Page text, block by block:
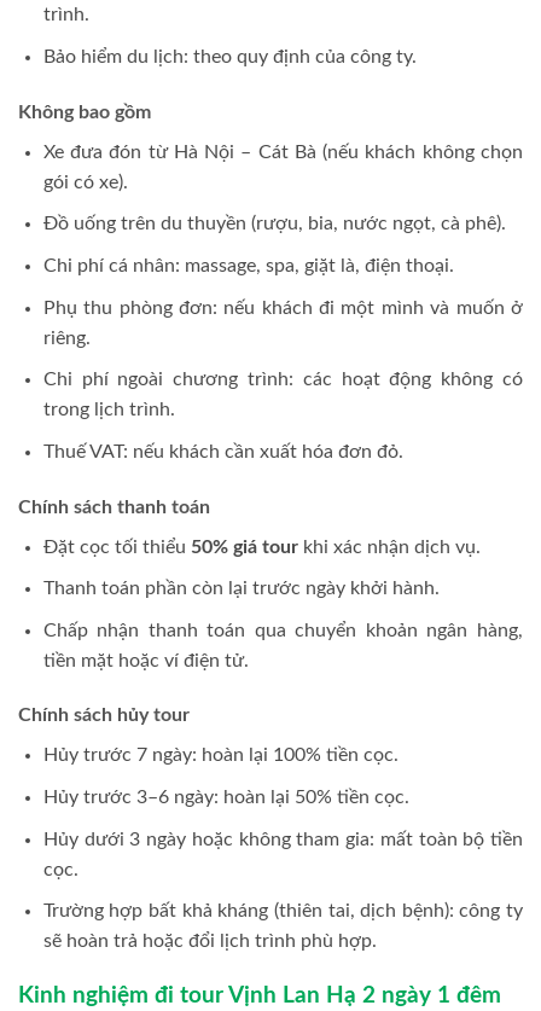
trình.
Bảo hiểm du lịch: theo quy định của công ty.
Không bao gồm
Xe đưa đón từ Hà Nội – Cát Bà (nếu khách không chọn
gói có xe).
Đồ uống trên du thuyền (rượu, bia, nước ngọt, cà phê).
Chi phí cá nhân: massage, spa, giặt là, điện thoại.
Phụ thu phòng đơn: nếu khách đi một mình và muốn ở
riêng.
Chi phí ngoài chương trình: các hoạt động không có
trong lịch trình.
Thuế VAT: nếu khách cần xuất hóa đơn đỏ.
Chính sách thanh toán
Đặt cọc tối thiểu 50% giá tourkhi xác nhận dịch vụ.
Thanh toán phần còn lại trước ngày khởi hành.
Chấp nhận thanh toán qua chuyển khoản ngân hàng,
tiền mặt hoặc ví điện tử.
Chính sách hủy tour
Hủy trước 7 ngày: hoàn lại 100% tiền cọc.
Hủy trước 3–6 ngày: hoàn lại 50% tiền cọc.
Hủy dưới 3 ngày hoặc không tham gia: mất toàn bộ tiền
cọc.
Trường hợp bất khả kháng (thiên tai, dịch bệnh): công ty
sẽ hoàn trả hoặc đổi lịch trình phù hợp.
Kinh nghiệm đi tour Vịnh Lan Hạ 2 ngày 1 đêm